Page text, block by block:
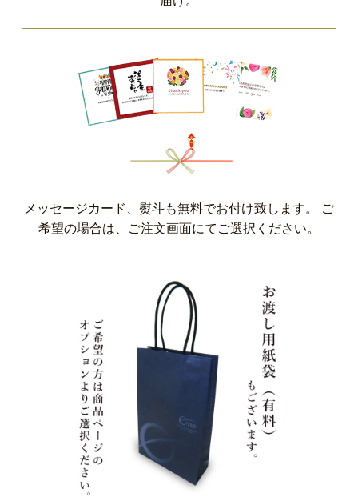
メッセージカード、熨斗も無料でお付け致します。 ご
希望の場合は、ご注文画面にてご選択ください。